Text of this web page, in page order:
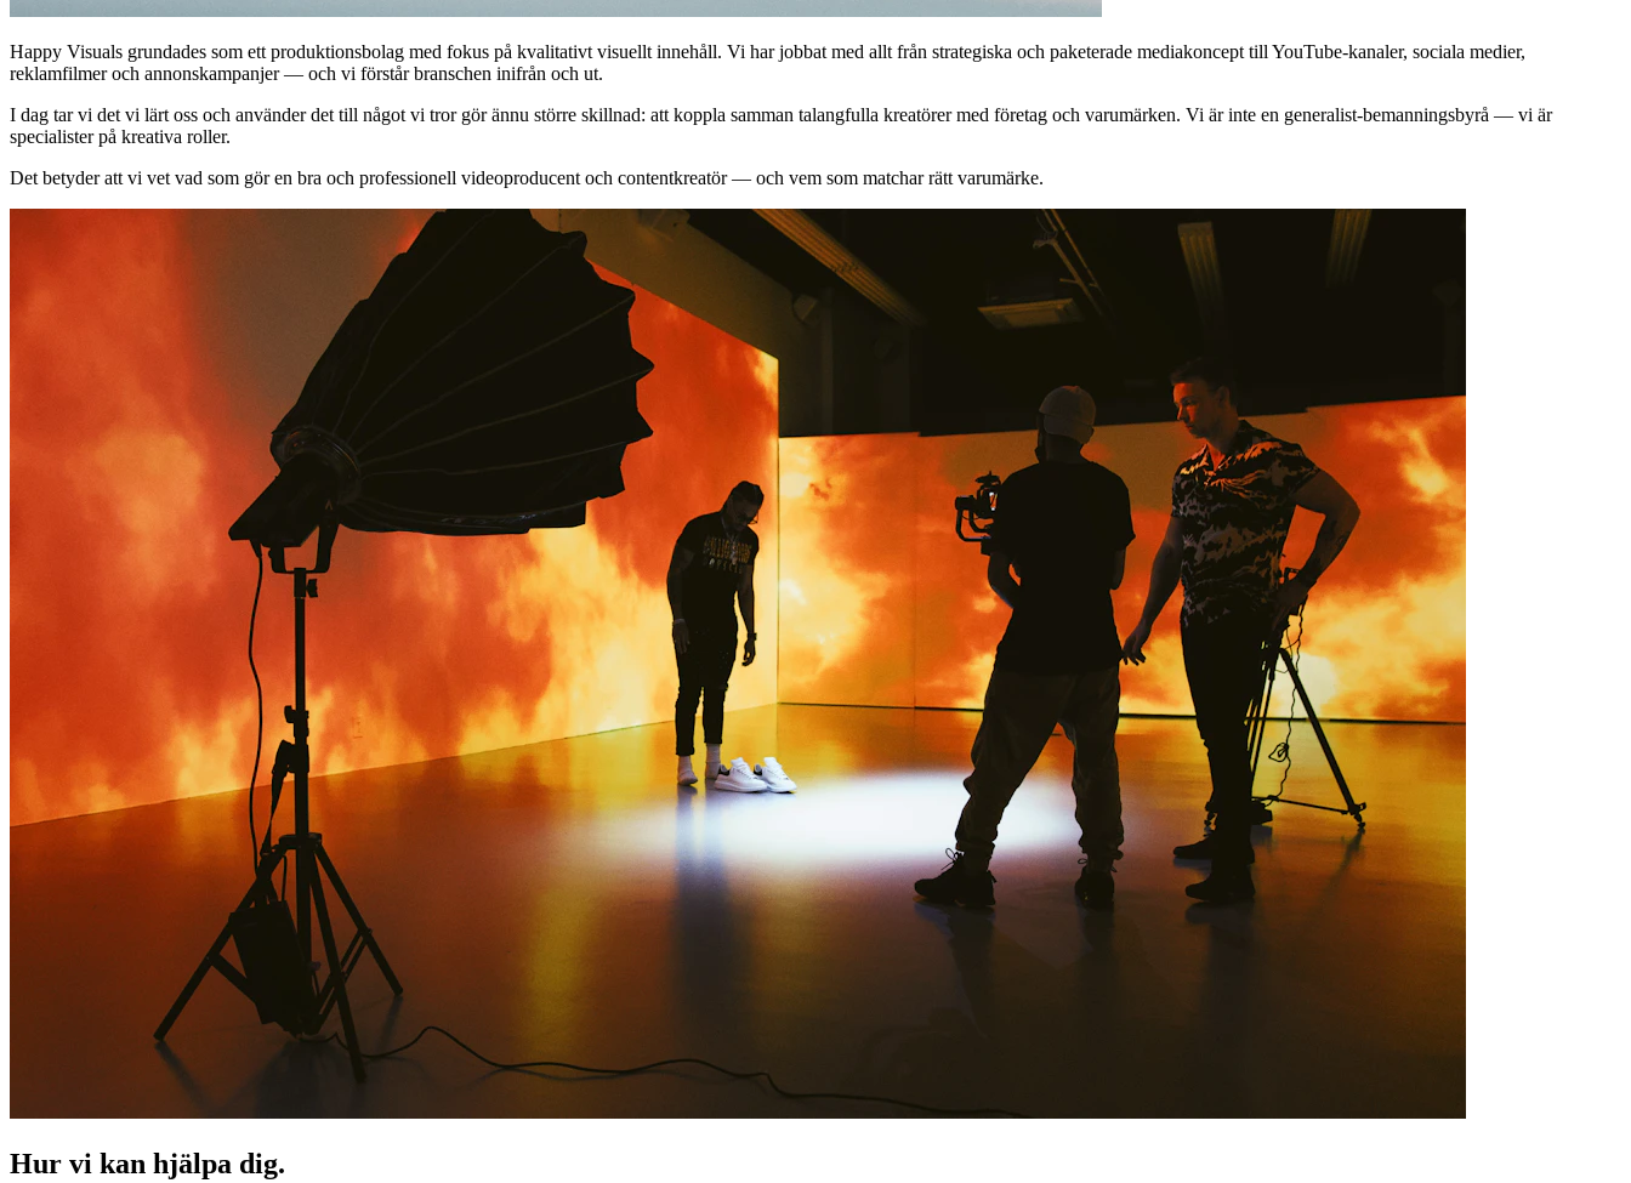
Happy Visuals grundades som ett produktionsbolag med fokus på kvalitativt visuellt innehåll. Vi har jobbat med allt från strategiska och paketerade mediakoncept till YouTube-kanaler, sociala medier,
reklamfilmer och annonskampanjer — och vi förstår branschen inifrån och ut.
I dag tar vi det vi lärt oss och använder det till något vi tror gör ännu större skillnad: att koppla samman talangfulla kreatörer med företag och varumärken. Vi är inte en generalist-bemanningsbyrå — vi är
specialister på kreativa roller.
Det betyder att vi vet vad som gör en bra och professionell videoproducent och contentkreatör — och vem som matchar rätt varumärke.
Hur vi kan hjälpa dig.